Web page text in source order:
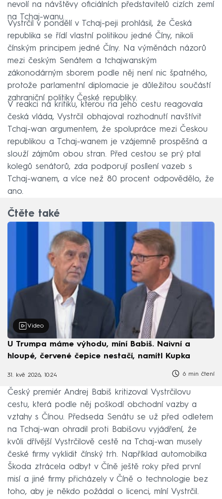
nevolí na návštěvy oficiálních představitelů cizích zemí
na Tchaj-wanu.
Vystrčil v pondělí v Tchaj-peji prohlásil, že Česká
republika se řídí vlastní politikou jedné Číny, nikoli
čínským principem jedné Číny. Na výměnách názorů
mezi českým Senátem a tchajwanským
zákonodárným sborem podle něj není nic špatného,
protože parlamentní diplomacie je důležitou součástí
zahraniční politiky České republiky.
V reakci na kritiku, kterou na jeho cestu reagovala
česká vláda, Vystrčil obhajoval rozhodnutí navštívit
Tchaj-wan argumentem, že spolupráce mezi Českou
republikou a Tchaj-wanem je vzájemně prospěšná a
slouží zájmům obou stran. Před cestou se prý ptal
kolegů senátorů, zda podporují posílení vazeb s
Tchaj-wanem, a více než 80 procent odpovědělo, že
ano.
Čtěte také
Video
U Trumpa máme výhodu, míní Babiš. Naivní a
hloupé, červené čepice nestačí, namítl Kupka
31. kvě 2026, 10:24 6 min čtení
Český premiér Andrej Babiš kritizoval Vystrčilovu
cestu, která podle něj poškodí obchodní vazby a
vztahy s Čínou. Předseda Senátu se už před odletem
na Tchaj-wan ohradil proti Babišovu vyjádření, že
kvůli dřívější Vystrčilově cestě na Tchaj-wan musely
české firmy vyklidit čínský trh. Například automobilka
Škoda ztrácela odbyt v Číně ještě roky před první
misí a jiné firmy přicházely v Číně o technologie bez
toho, aby je někdo požádal o licenci, míní Vystrčil.